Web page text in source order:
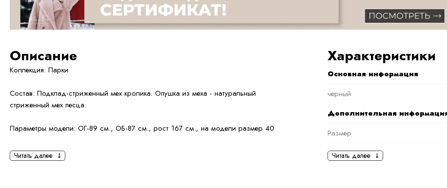
Описание
Коллекция: Парки
Состав: Подклад-стриженный мех кролика. Опушка из меха - натуральный
стриженный мех песца.
Параметры модели: ОГ-89 см., ОБ-87 см., рост 167 см., на модели размер 40
Читать далее
Характеристики
Основная информация
черный
Дополнительная
Размер
Длина изделия
Читать далее